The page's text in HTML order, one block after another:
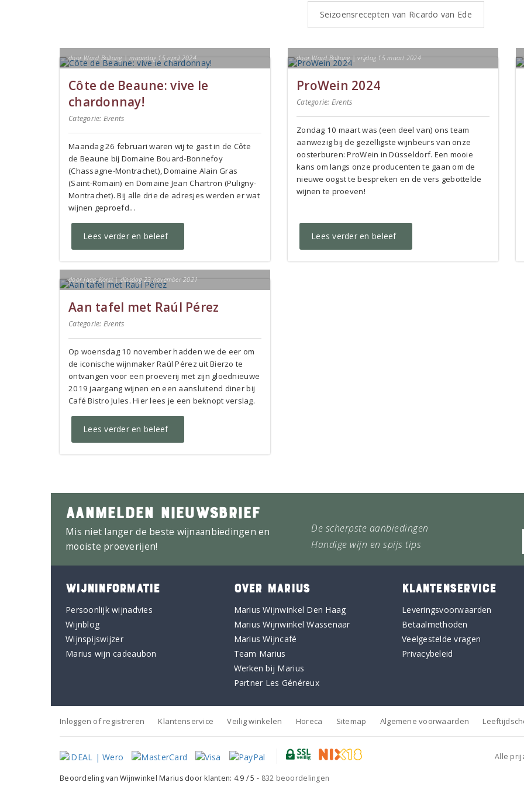
Seizoensrecepten van Ricardo van Ede
door Ward Boltong | maandag 15 april 2024
Côte de Beaune: vive le
chardonnay!
Categorie: Events
Maandag 26 februari waren wij te gast in de Côte
de Beaune bij Domaine Bouard-Bonnefoy
(Chassagne-Montrachet), Domaine Alain Gras
(Saint-Romain) en Domaine Jean Chartron (Puligny-
Montrachet). Bij alle drie de adresjes werden er wat
wijnen geproefd...
Lees verder en beleef
door Ward Boltong | vrijdag 15 maart 2024
ProWein 2024
Categorie: Events
Zondag 10 maart was (een deel van) ons team
aanwezig bij de gezelligste wijnbeurs van onze
oosterburen: ProWein in Düsseldorf. Een mooie
kans om langs onze producenten te gaan om de
nieuwe oogst te bespreken en de vers gebottelde
wijnen te proeven!
Lees verder en beleef
door Jaap Korst | dinsdag 23 november 2021
Aan tafel met Raúl Pérez
Categorie: Events
Op woensdag 10 november hadden we de eer om
de iconische wijnmaker Raúl Pérez uit Bierzo te
ontvangen voor een proeverij met zijn gloednieuwe
2019 jaargang wijnen en een aansluitend diner bij
Café Bistro Jules. Hier lees je een beknopt verslag.
Lees verder en beleef
AANMELDEN NIEUWSBRIEF
Mis niet langer de beste wijnaanbiedingen en
mooiste proeverijen!
De scherpste aanbiedingen
Handige wijn en spijs tips
WIJNINFORMATIE
Persoonlijk wijnadvies
Wijnblog
Wijnspijswijzer
Marius wijn cadeaubon
OVER MARIUS
Marius Wijnwinkel Den Haag
Marius Wijnwinkel Wassenaar
Marius Wijncafé
Team Marius
Werken bij Marius
Partner Les Généreux
KLANTENSERVICE
Leveringsvoorwaarden
Betaalmethoden
Veelgestelde vragen
Privacybeleid
Inloggen of registreren Klantenservice Veilig winkelen Horeca Sitemap Algemene voorwaarden
Alle
Beoordeling vanWijnwinkel Mariusdoor klanten: 4.9 /5 - 832 beoordelingen